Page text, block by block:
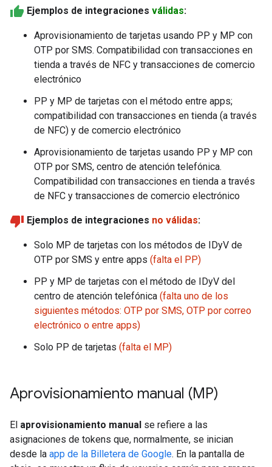
Ejemplos de integraciones válidas:
Aprovisionamiento de tarjetas usando PP y MP con
OTP por SMS. Compatibilidad con transacciones en
tienda a través de NFC y transacciones de comercio
electrónico
PP y MP de tarjetas con el método entre apps;
compatibilidad con transacciones en tienda (a través
de NFC) y de comercio electrónico
Aprovisionamiento de tarjetas usando PP y MP con
OTP por SMS, centro de atención telefónica.
Compatibilidad con transacciones en tienda a través
de NFC y transacciones de comercio electrónico
Ejemplos de integraciones no válidas:
Solo MP de tarjetas con los métodos de IDyV de
OTP por SMS y entre apps (falta el PP)
PP y MP de tarjetas con el método de IDyV del
centro de atención telefónica (falta uno de los
siguientes métodos: OTP por SMS, OTP por correo
electrónico o entre apps)
Solo PP de tarjetas (falta el MP)
Aprovisionamiento manual (MP)
El aprovisionamiento manual se refiere a las
asignaciones de tokens que, normalmente, se inician
desde la app de la Billetera de Google. En la pantalla de